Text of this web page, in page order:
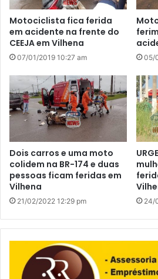
Motociclista fica ferida
em acidente na frente do
CEEJA em Vilhena
07/01/2019 10:27 am 05/
Dois carros e uma moto
colidem na BR-174 e duas
pessoas ficam feridas em
Vilhena
21/02/2022 12:29 pm 24/